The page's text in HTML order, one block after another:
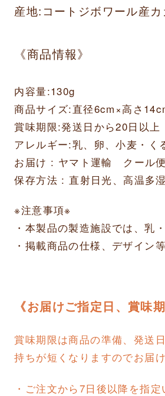
産地:コートジボワール産カ
《商品情報》
内容量:130g
商品サイズ:直径6cm×高さ
賞味期限:発送日から20日以上
アレルギー:乳、卵、小麦・く
お届け : ヤマト運輸 クール便
保存方法 : 直射日光、高温多
※注意事項※
・本製品の製造施設では、乳
・掲載商品の仕様、デザイン
《お届けご指定日、賞味
賞味期限は商品の準備、発送
持ちが短くなりますのでお届
・ご注文から7日後以降を指定